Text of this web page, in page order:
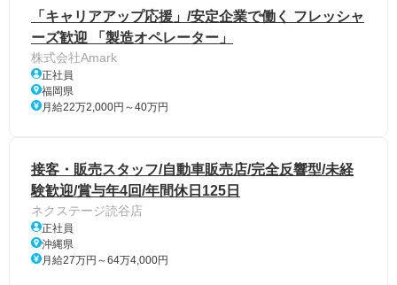
「キャリアアップ応援」/安定企業で働く フレッシャ
ーズ歓迎 「製造オペレーター」
株式会社Amark
正社員
福岡県
月給22万2,000円～40万円
接客・販売スタッフ/自動車販売店/完全反響型/未経
験歓迎/賞与年4回/年間休日125日
ネクステージ読谷店
正社員
沖縄県
月給27万円～64万4,000円